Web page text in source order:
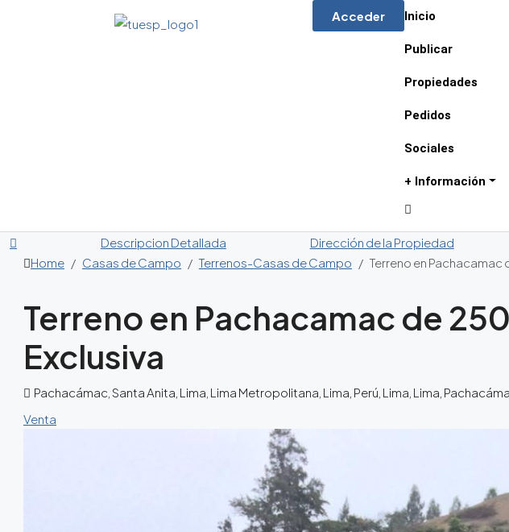
Acceder Inicio
Publicar
Propiedades
Pedidos
Sociales
+ Información
Descripcion Detallada Dirección de la Propiedad
Home
Casas de Campo Terrenos-Casas de Campo Terreno en Pachacamac
Terreno en Pachacamac de
Exclusiva
Pachacámac, Santa Anita, Lima, Lima Metropolitana, Lima, Perú, Lima, Lima,
Venta